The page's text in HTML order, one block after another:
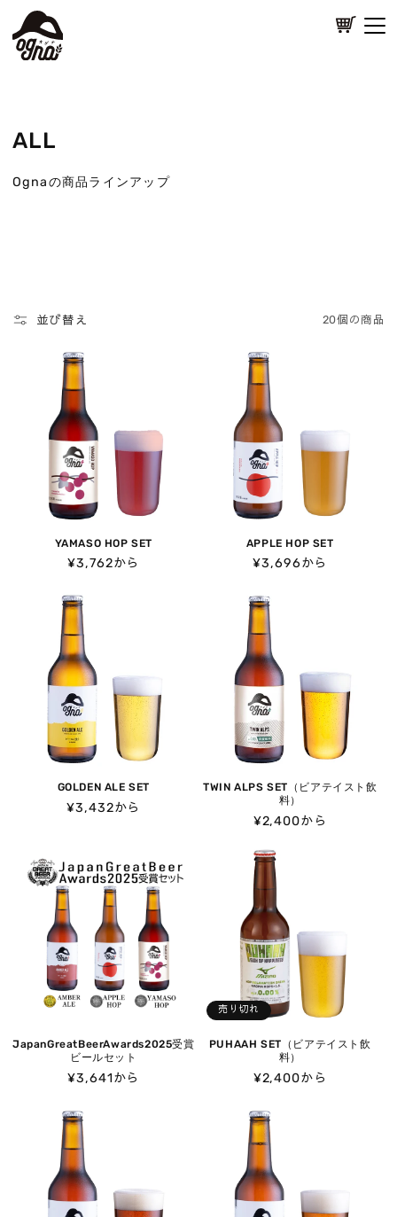
ンツに
進む
ー
ABOUT
CONTACT
ALL
Ognaの商品ラインアップ
並び替え 20個の商品
YAMASO HOP SET
通
価
¥3,762から
APPLE HOP SET
通
価
格
¥3,696から
GOLDEN ALE SET
通
格
¥3,432から
TWIN ALPS SET（ビアテイスト飲
料）
通
価
格
¥2,400から
JapanGreatBeerAwards2025受賞
ビールセット
通
価
格
¥3,641から
売り切れ
PUHAAH SET（ビアテイスト飲
料）
通
価
格
¥2,400から